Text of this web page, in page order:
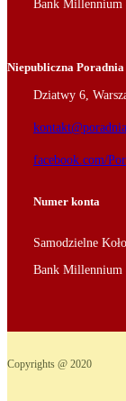
Bank Millennium
Niepubliczna
Dziatwy 6,
facebook.com/
Numer konta
Samodzielne
Bank Millennium
Copyrights @ 2020